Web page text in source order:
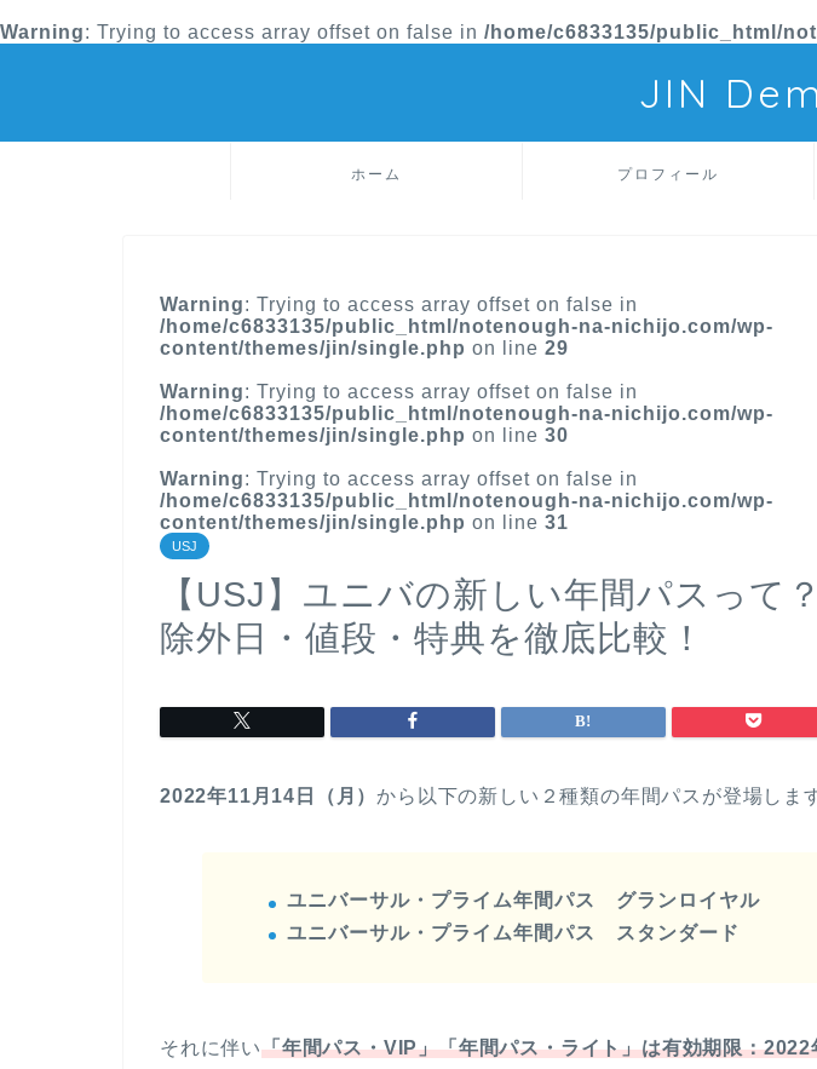
Warning: Trying to access array offset on false in /home/c6833135/public_html/
JIN
ホーム プロフィール
Warning: Trying to access array offset on false in
/home/c6833135/public_html/notenough-na-nichijo.com/wp-
content/themes/jin/single.php on line 29
Warning: Trying to access array offset on false in
/home/c6833135/public_html/notenough-na-nichijo.com/wp-
content/themes/jin/single.php on line 30
Warning: Trying to access array offset on false in
/home/c6833135/public_html/notenough-na-nichijo.com/wp-
content/themes/jin/single.php on line 31
USJ
【USJ】ユニバの新しい年間パスって
除外日・値段・特典を徹底比較！
2022年11月14日（月）から以下の新しい２種類の年間パスが登場しま
ユニバーサル・プライム年間パス グランロイヤル
ユニバーサル・プライム年間パス スタンダード
それに伴い「年間パス・VIP」「年間パス・ライト」は有効期限：